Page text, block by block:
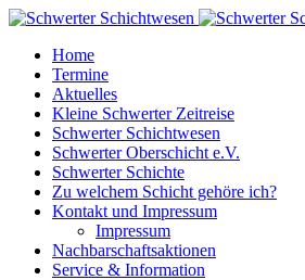
Home
Termine
Aktuelles
Kleine Schwerter Zeitreise
Schwerter Schichtwesen
Schwerter Oberschicht e.V.
Schwerter Schichte
Zu welchem Schicht gehöre ich?
Kontakt und Impressum
Impressum
Nachbarschaftsaktionen
Service & Information